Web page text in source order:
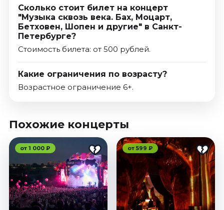
Сколько стоит билет на концерт
"Музыка сквозь века. Бах, Моцарт,
Бетховен, Шопен и другие" в Санкт-
Петербурге?
Стоимость билета: от 500 рублей.
Какие ограничения по возрасту?
Возрастное ограничение 6+.
Похожие концерты
от 1 000 ₽ от 599 ₽